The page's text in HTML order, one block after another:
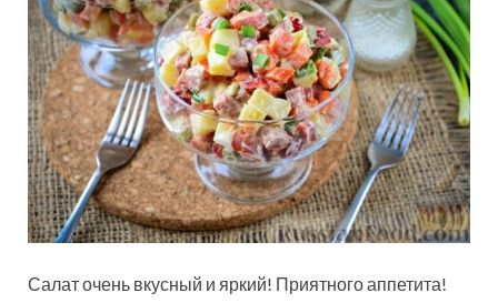
Салат очень вкусный и яркий! Приятного аппетита!